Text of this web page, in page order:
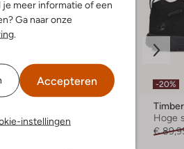
je meer informatie of een
Ga naar onze
Accepteren
instellingen
Nieuw
Hoge sneakers
-20%
Hoge
€